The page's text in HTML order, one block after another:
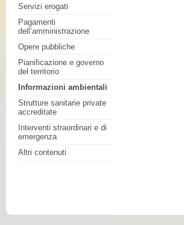
Servizi erogati
Pagamenti
dell’amministrazione
Opere pubbliche
Pianificazione e governo
del territorio
Informazioni ambientali
Strutture sanitarie private
accreditate
Interventi straordinari e di
emergenza
Altri contenuti